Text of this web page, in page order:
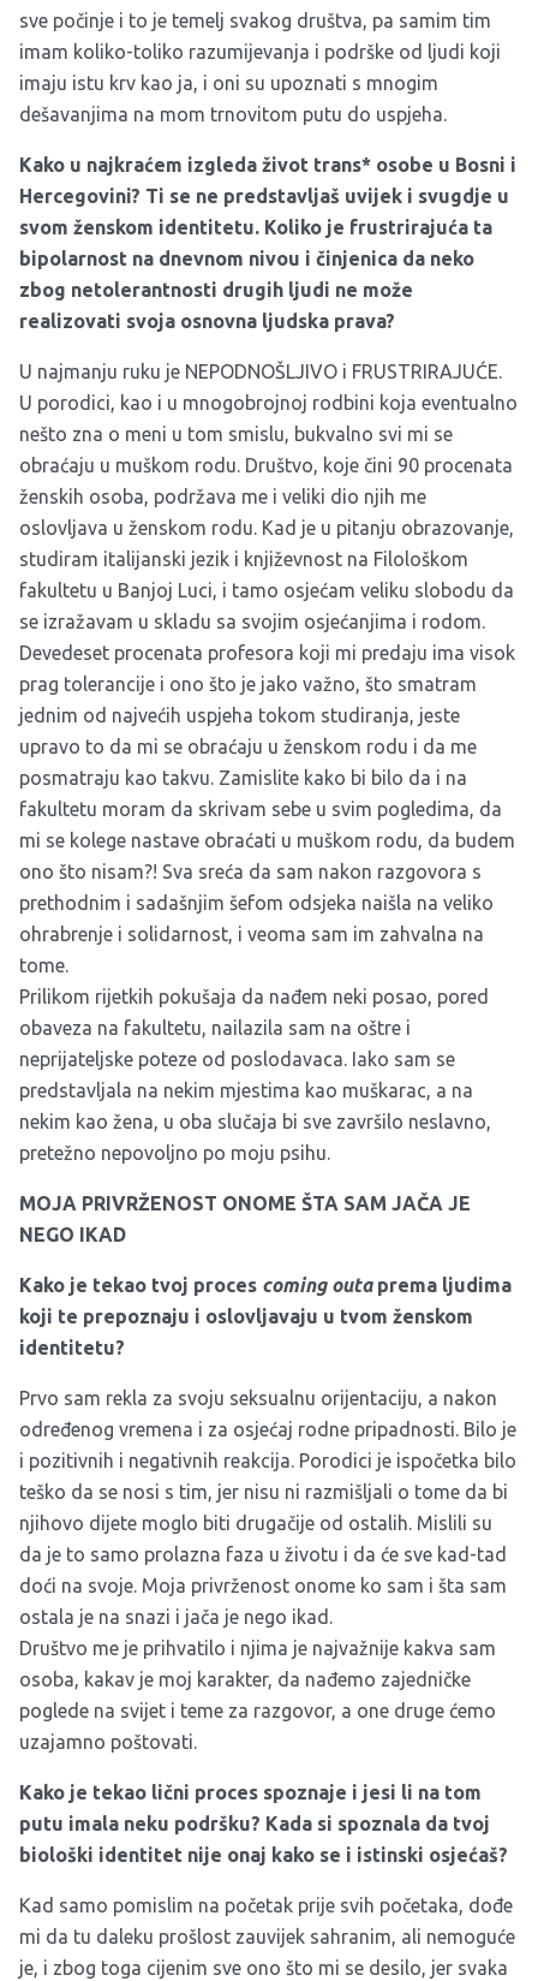
sve počinje i to je temelj svakog društva, pa samim tim
imam koliko-toliko razumijevanja i podrške od ljudi koji
imaju istu krv kao ja, i oni su upoznati s mnogim
dešavanjima na mom trnovitom putu do uspjeha.
Kako u najkraćem izgleda život trans* osobe u Bosni i
Hercegovini? Ti se ne predstavljaš uvijek i svugdje u
svom ženskom identitetu. Koliko je frustrirajuća ta
bipolarnost na dnevnom nivou i činjenica da neko
zbog netolerantnosti drugih ljudi ne može
realizovati svoja osnovna ljudska prava?
U najmanju ruku je NEPODNOŠLJIVO i FRUSTRIRAJUĆE.
U porodici, kao i u mnogobrojnoj rodbini koja eventualno
nešto zna o meni u tom smislu, bukvalno svi mi se
obraćaju u muškom rodu. Društvo, koje čini 90 procenata
ženskih osoba, podržava me i veliki dio njih me
oslovljava u ženskom rodu. Kad je u pitanju obrazovanje,
studiram italijanski jezik i književnost na Filološkom
fakultetu u Banjoj Luci, i tamo osjećam veliku slobodu da
se izražavam u skladu sa svojim osjećanjima i rodom.
Devedeset procenata profesora koji mi predaju ima visok
prag tolerancije i ono što je jako važno, što smatram
jednim od najvećih uspjeha tokom studiranja, jeste
upravo to da mi se obraćaju u ženskom rodu i da me
posmatraju kao takvu. Zamislite kako bi bilo da i na
fakultetu moram da skrivam sebe u svim pogledima, da
mi se kolege nastave obraćati u muškom rodu, da budem
ono što nisam?! Sva sreća da sam nakon razgovora s
prethodnim i sadašnjim šefom odsjeka naišla na veliko
ohrabrenje i solidarnost, i veoma sam im zahvalna na
tome.
Prilikom rijetkih pokušaja da nađem neki posao, pored
obaveza na fakultetu, nailazila sam na oštre i
neprijateljske poteze od poslodavaca. Iako sam se
predstavljala na nekim mjestima kao muškarac, a na
nekim kao žena, u oba slučaja bi sve završilo neslavno,
pretežno nepovoljno po moju psihu.
MOJA PRIVRŽENOST ONOME ŠTA SAM JAČA JE
NEGO IKAD
Kako je tekao tvoj proces coming outaprema ljudima
koji te prepoznaju i oslovljavaju u tvom ženskom
identitetu?
Prvo sam rekla za svoju seksualnu orijentaciju, a nakon
određenog vremena i za osjećaj rodne pripadnosti. Bilo je
i pozitivnih i negativnih reakcija. Porodici je ispočetka bilo
teško da se nosi s tim, jer nisu ni razmišljali o tome da bi
njihovo dijete moglo biti drugačije od ostalih. Mislili su
da je to samo prolazna faza u životu i da će sve kad-tad
doći na svoje. Moja privrženost onome ko sam i šta sam
ostala je na snazi i jača je nego ikad.
Društvo me je prihvatilo i njima je najvažnije kakva sam
osoba, kakav je moj karakter, da nađemo zajedničke
poglede na svijet i teme za razgovor, a one druge ćemo
uzajamno poštovati.
Kako je tekao lični proces spoznaje i jesi li na tom
putu imala neku podršku? Kada si spoznala da tvoj
biološki identitet nije onaj kako se i istinski osjećaš?
Kad samo pomislim na početak prije svih početaka, dođe
mi da tu daleku prošlost zauvijek sahranim, ali nemoguće
je, i zbog toga cijenim sve ono što mi se desilo, jer svaka